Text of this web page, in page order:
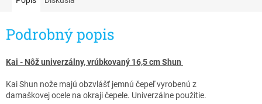
Podrobný popis
Kai - Nôž univerzálny, vrúbkovaný 16,5 cm Shun
Kai Shun nože majú obzvlášť jemnú čepeľ vyrobenú z
damaškovej ocele na okraji čepele. Univerzálne použitie.